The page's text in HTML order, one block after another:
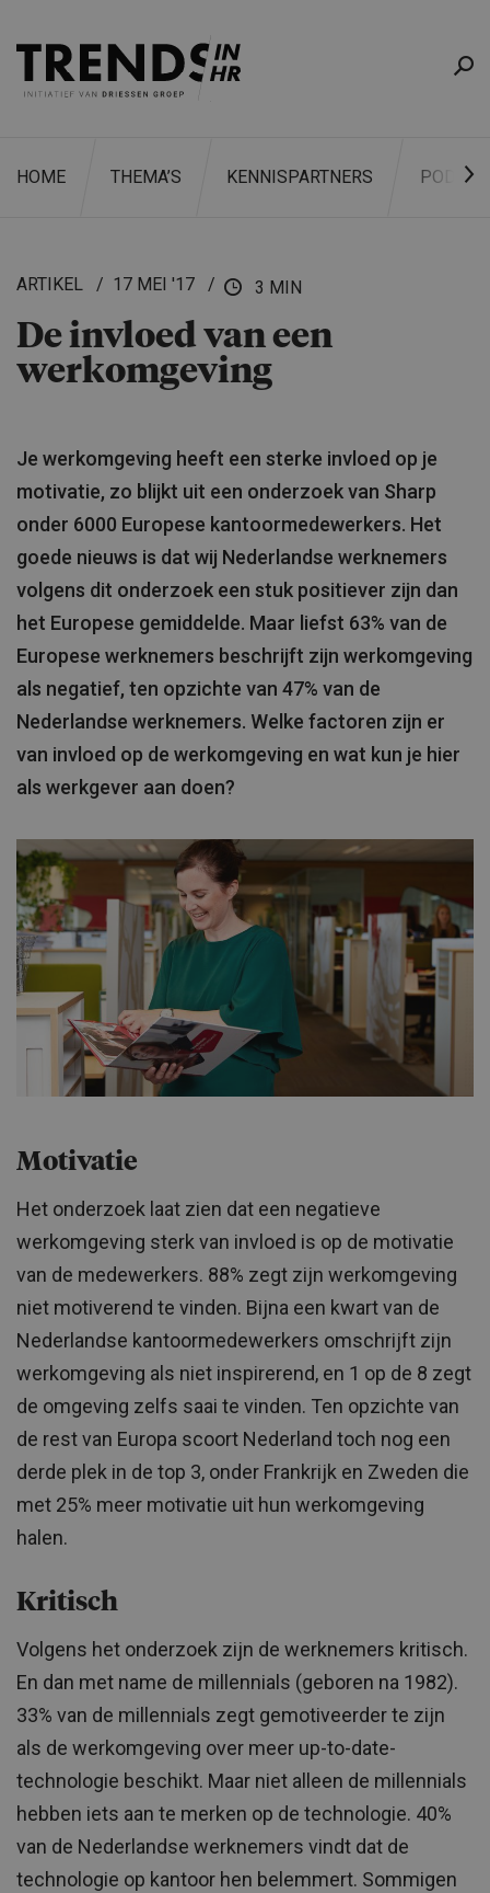
HOME THEMA’S KENNISPARTNERS
ARTIKEL 17 MEI '17 3 MIN
De invloed van een
werkomge­ving
Je werkomgeving heeft een sterke invloed op je
motivatie, zo blijkt uit een onderzoek van Sharp
onder 6000 Europese kantoormedewerkers. Het
goede nieuws is dat wij Nederlandse werknemers
volgens dit onderzoek een stuk positiever zijn dan
het Europese gemiddelde. Maar liefst 63% van de
Europese werknemers beschrijft zijn werkomgeving
als negatief, ten opzichte van 47% van de
Nederlandse werknemers. Welke factoren zijn er
van invloed op de werkomgeving en wat kun je hier
als werkgever aan doen?
Motivatie
Het onderzoek laat zien dat een negatieve
werkomgeving sterk van invloed is op de motivatie
van de medewerkers. 88% zegt zijn werkomgeving
niet motiverend te vinden. Bijna een kwart van de
Nederlandse kantoormedewerkers omschrijft zijn
werkomgeving als niet inspirerend, en 1 op de 8 zegt
de omgeving zelfs saai te vinden. Ten opzichte van
de rest van Europa scoort Nederland toch nog een
derde plek in de top 3, onder Frankrijk en Zweden die
met 25% meer motivatie uit hun werkomgeving
halen.
Kritisch
Volgens het onderzoek zijn de werknemers kritisch.
En dan met name de millennials (geboren na 1982).
33% van de millennials zegt gemotiveerder te zijn
als de werkomgeving over meer up-to-date-
technologie beschikt. Maar niet alleen de millennials
hebben iets aan te merken op de technologie. 40%
van de Nederlandse werknemers vindt dat de
technologie op kantoor hen belemmert. Sommigen